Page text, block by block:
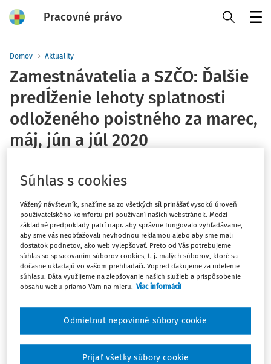
Pracovné právo
Domov Aktuality
Zamestnávatelia a SZČO: Ďalšie
predĺženie lehoty splatnosti
odloženého poistného za marec,
máj, jún a júl 2020
Vydané:
17. 12. 2020
1 minúta čítania
Podľa nariadenia vlády Slovenskej republiky, ktoré
schválila 14. decembra 2020, sa opäť posúva splatnosť
poistného na sociálne poistenie za mesiac marec 2020,
máj 2020, jún 2020 a júl 2020. Poistné na sociálne
poistenie za zamestnávateľa a za SZČO za tieto
„pandemické mesiace“ jesplatné až do 30. júna 2021
Pôvodne bola lehota splatnosti poistného na sociálne
Upozorňujeme, za nariadenie vlády nadobudne účinnosť
Súhlas s cookies
Vážený návštevník, snažíme sa zo všetkých síl prinášať vysokú úroveň
používateľského komfortu pri používaní našich webstránok. Medzi
základné predpoklady patrí napr. aby správne fungovalo vyhľadávanie,
aby sme vás neobťažovali nevhodnou reklamou alebo aby sme mali
dostatok podnetov, ako web vylepšovať. Preto od Vás potrebujeme
súhlas so spracovaním súborov cookies, t. j. malých súborov, ktoré sa
dočasne ukladajú vo vašom prehliadači. Vopred ďakujeme za udelenie
súhlasu. Dáta využijeme na zlepšovanie našich služieb a prispôsobenie
obsahu webu priamo Vám na mieru. Viac informácií
Odmietnut nepovinné súbory cookie
Prijať všetky súbory cookie